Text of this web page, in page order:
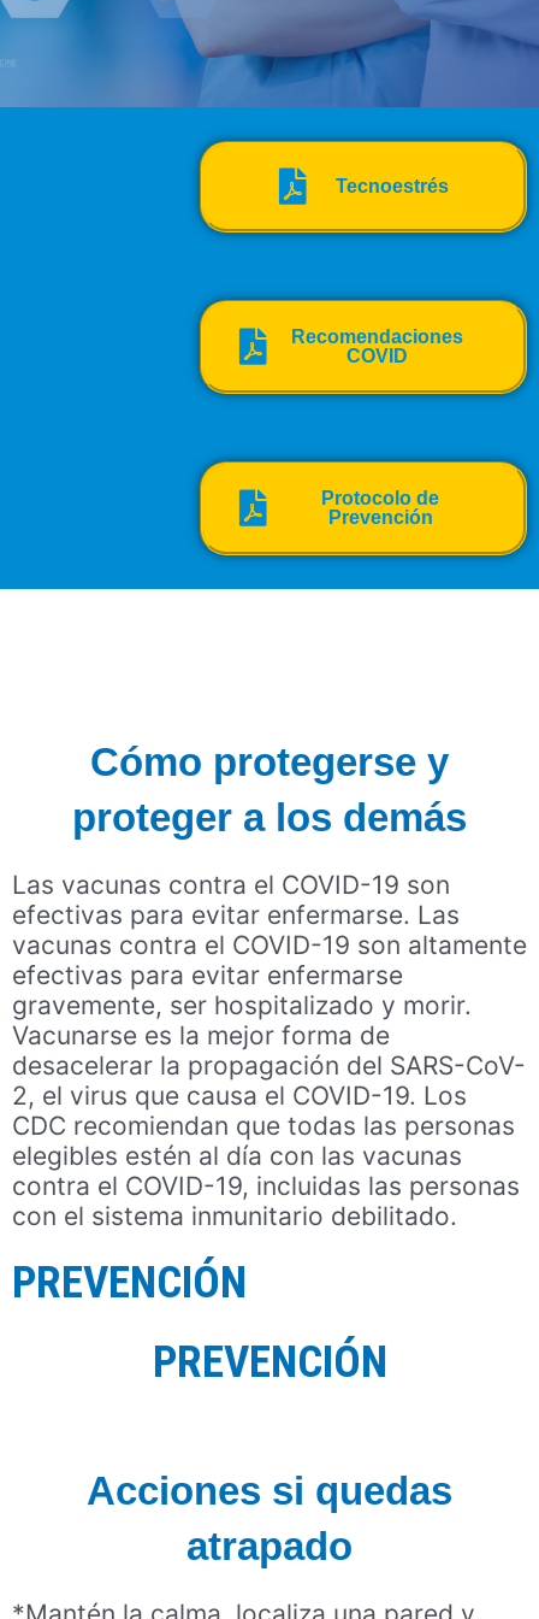
Tecnoestrés
Recomendaciones
COVID
Protocolo de
Prevención
Cómo protegerse y
proteger a los demás
Las vacunas contra el COVID-19 son
efectivas para evitar enfermarse. Las
vacunas contra el COVID-19 son altamente
efectivas para evitar enfermarse
gravemente, ser hospitalizado y morir.
Vacunarse es la mejor forma de
desacelerar la propagación del SARS-CoV-
2, el virus que causa el COVID-19. Los
CDC recomiendan que todas las personas
elegibles estén al día con las vacunas
contra el COVID-19, incluidas las personas
con el sistema inmunitario debilitado.
PREVENCIÓN
PREVENCIÓN
Acciones si quedas
atrapado